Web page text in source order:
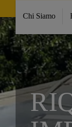
Chi Siamo